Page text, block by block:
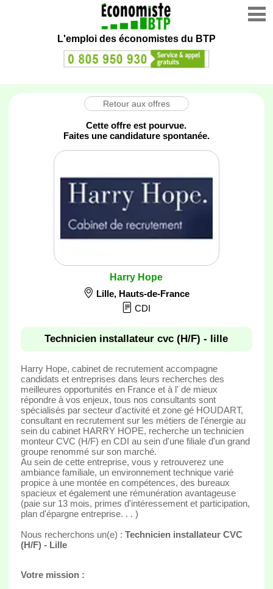
L'emploi des économistes du BTP
Retour aux offres
Cette offre est pourvue.
Faites une candidature spontanée.
Harry Hope
Lille, Hauts-de-France
CDI
Technicien installateur cvc (H/F) - lille
Harry Hope, cabinet de recrutement accompagne
candidats et entreprises dans leurs recherches des
meilleures opportunités en France et à l' de mieux
répondre à vos enjeux, tous nos consultants sont
spécialisés par secteur d'activité et zone gé HOUDART,
consultant en recrutement sur les métiers de l'énergie au
sein du cabinet HARRY HOPE, recherche un technicien
monteur CVC (H/F) en CDI au sein d'une filiale d'un grand
groupe renommé sur son marché.
Au sein de cette entreprise, vous y retrouverez une
ambiance familiale, un environnement technique varié
propice à une montée en compétences, des bureaux
spacieux et également une rémunération avantageuse
(paie sur 13 mois, primes d'intéressement et participation,
plan d'épargne entreprise. . . )
Nous recherchons un(e) : Technicien installateur CVC
(H/F) - Lille
Votre mission :